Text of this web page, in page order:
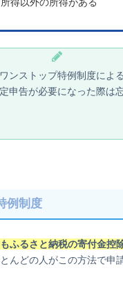
ンストップ特例制度によ
申告が必要になった際は
例制度
ふるさと納税の寄付金控
んどの人がこの方法で申